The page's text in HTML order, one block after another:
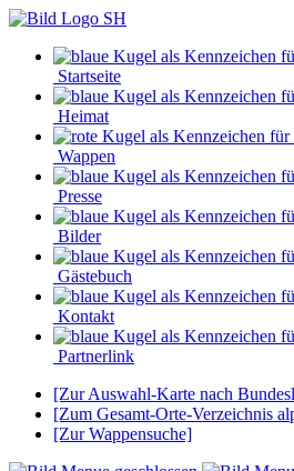
Startseite
Heimat
Wappen
Presse
Bilder
Gästebuch
Kontakt
Partnerlink
[Zur Auswahl-Karte nach
[Zum Gesamt-Orte-Verzeichnis
[Zur Wappensuche]